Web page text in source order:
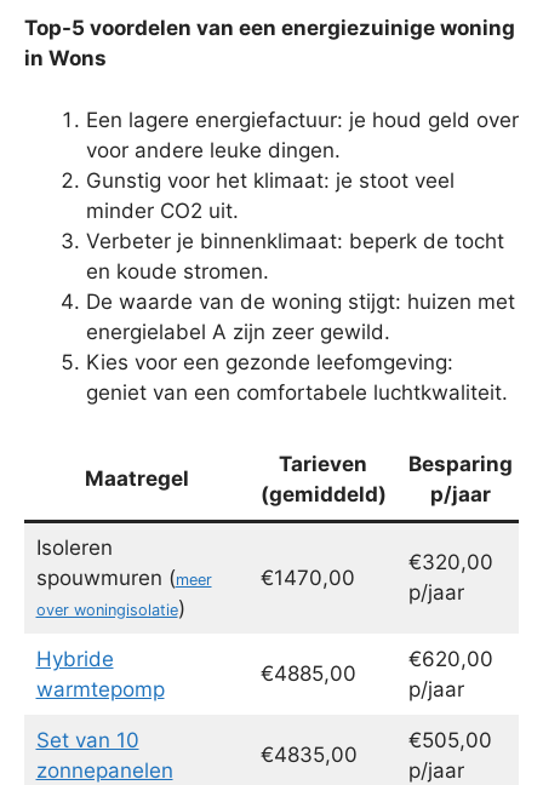
Top-5 voordelen van een energiezuinige woning
in Wons
Een lagere energiefactuur: je houd geld over
voor andere leuke dingen.
Gunstig voor het klimaat: je stoot veel
minder CO2 uit.
Verbeter je binnenklimaat: beperk de tocht
en koude stromen.
De waarde van de woning stijgt: huizen met
energielabel A zijn zeer gewild.
Kies voor een gezonde leefomgeving:
geniet van een comfortabele luchtkwaliteit.
Maatregel
Tarieven
(gemiddeld)
Besparing
p/jaar
Isoleren
spouwmuren (meer
over woningisolatie)
€1470,00
€320,00
p/jaar
Hybride
warmtepomp
€4885,00
€620,00
p/jaar
Set van 10
zonnepanelen
€4835,00
€505,00
p/jaar